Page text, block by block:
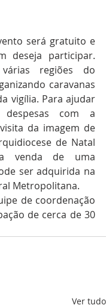
será gratuito e
deseja participar.
regiões do
caravanas
vigília. Para ajudar
com a
da imagem de
de Natal
a venda de uma
ser adquirida na
Metropolitana.
coordenação
de cerca de 30
Ver tudo